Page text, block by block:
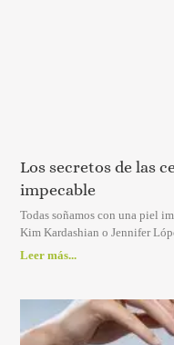
Los secretos de las
impecable
Todas soñamos con una piel
Kim Kardashian o Jennifer
Leer más...